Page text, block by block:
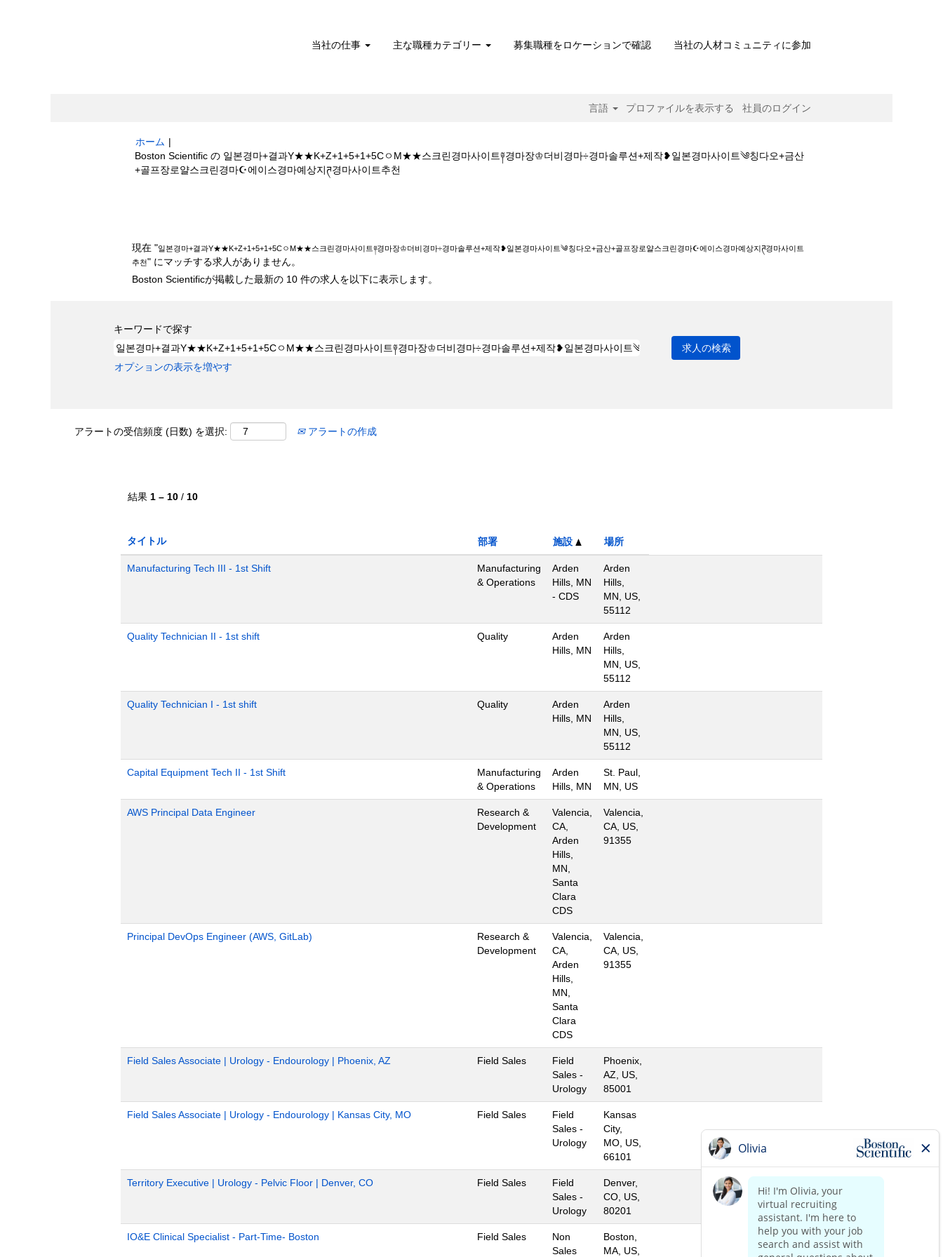
当社の仕事 主な職種カテゴリー 募集職種をロケーションで確認 当社の人材コミュニティに参加
言語 プロファイルを表示する 社員のログイン
ホーム |
Boston Scientific の 일본경마+결과Y★★K+Z+1+5+1+5CㅇM★★스크린경마사이트༈경마장♔더비경마÷경마솔루션+제작❥일본경마사이트༄칭다오+금산
+골프장로얄스크린경마☪에이스경마예상지ཊ경마사이트추천
現在 "일본경마+결과Y★★K+Z+1+5+1+5CㅇM★★스크린경마사이트༈경마장♔더비경마÷경마솔루션+제작❥일본경마사이트༄칭다오+금산+골프장로얄스크린경마☪에이스경마예상지ཊ경마사이트
추천" にマッチする求人がありません。
Boston Scientificが掲載した最新の 10 件の求人を以下に表示します。
キーワードで探す
オプションの表示を増やす
アラートの受信頻度 (日数) を選択: アラートの作成
結果 1 – 10 / 10
タイトル 部署 施設 場所
Manufacturing Tech III - 1st Shift
Manufacturing
& Operations
Arden
Hills, MN
- CDS
Arden
Hills,
MN, US,
55112
Quality Technician II - 1st shift Quality
Arden
Hills, MN
Arden
Hills,
MN, US,
55112
Quality Technician I - 1st shift Quality
Arden
Hills, MN
Arden
Hills,
MN, US,
55112
Capital Equipment Tech II - 1st Shift
Manufacturing
& Operations
Arden
Hills, MN
St. Paul,
MN, US
AWS Principal Data Engineer
Research &
Development
Valencia,
CA,
Arden
Hills,
MN,
Santa
Clara
CDS
Valencia,
CA, US,
91355
Principal DevOps Engineer (AWS, GitLab)
Research &
Development
Valencia,
CA,
Arden
Hills,
MN,
Santa
Clara
CDS
Valencia,
CA, US,
91355
Field Sales Associate | Urology - Endourology | Phoenix, AZ Field Sales
Field
Sales -
Urology
Phoenix,
AZ, US,
85001
Field Sales Associate | Urology - Endourology | Kansas City, MO Field Sales
Field
Sales -
Urology
Kansas
City,
MO, US,
66101
Territory Executive | Urology - Pelvic Floor | Denver, CO Field Sales
Field
Sales -
Urology
Denver,
CO, US,
80201
IO&E Clinical Specialist - Part-Time- Boston Field Sales
Non
Sales
Boston,
MA, US,